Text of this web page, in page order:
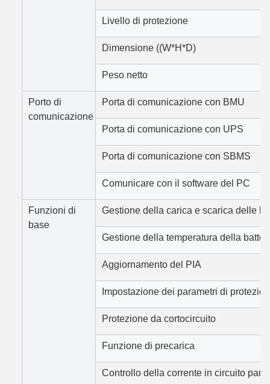
Livello di protezione
Dimensione ((W*H*D)
Peso netto
Porto di
comunicazione
Porta di comunicazione con BMU
Porta di comunicazione con UPS
Porta di comunicazione con SBMS
Comunicare con il software del PC
Funzioni di
base
Gestione della carica e scarica delle
Gestione della temperatura della
Aggiornamento del PIA
Impostazione dei parametri di
Protezione da cortocircuito
Funzione di precarica
Controllo della corrente in circuito